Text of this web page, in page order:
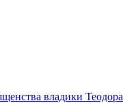
владики Теодора